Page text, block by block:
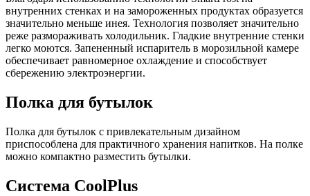
внутренних стенках и на замороженных продуктах образуется
значительно меньше инея. Технология позволяет значительно
реже размораживать холодильник. Гладкие внутренние стенки
легко моются. Запененный испаритель в морозильной камере
обеспечивает равномерное охлаждение и способствует
сбережению электроэнергии.
Полка для бутылок
Полка для бутылок с привлекательным дизайном
приспособлена для практичного хранения напитков. На полке
можно компактно разместить бутылки.
Система CoolPlus